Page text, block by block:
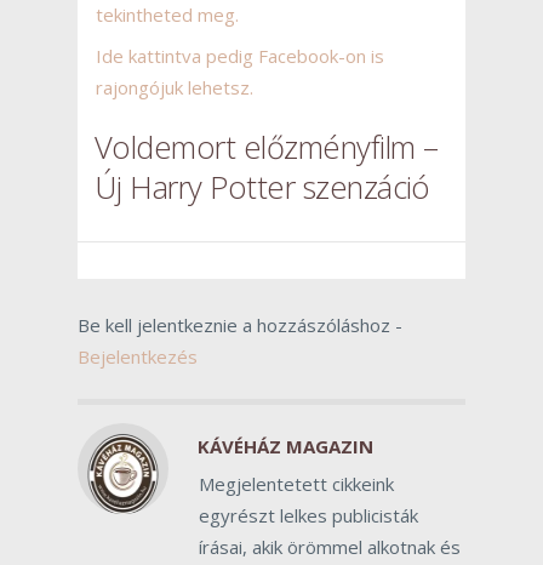
tekintheted meg.
Ide kattintva pedig Facebook-on is
rajongójuk lehetsz.
Voldemort előzményfilm –
Új Harry Potter szenzáció
Be kell jelentkeznie a hozzászóláshoz -
Bejelentkezés
KÁVÉHÁZ MAGAZIN
Megjelentetett cikkeink
egyrészt lelkes publicisták
írásai, akik örömmel alkotnak és